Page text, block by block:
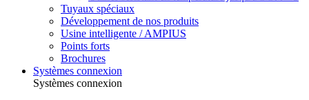
Tuyaux spéciaux
Développement de nos produits
Usine intelligente / AMPIUS
Points forts
Brochures
Systèmes connexion
Systèmes connexion